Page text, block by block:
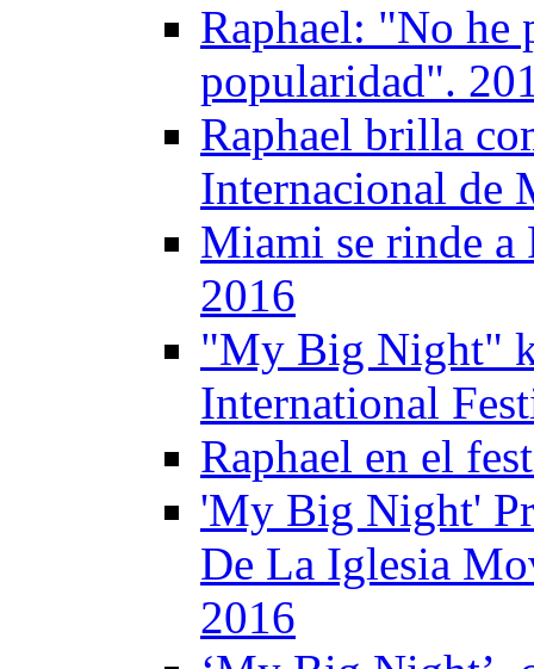
Raphael: "No he
popularidad".
Raphael brilla
Internacional de
Miami se rinde a
2016
"My Big Night"
International
Raphael en el
'My Big Night'
De La Iglesia
2016